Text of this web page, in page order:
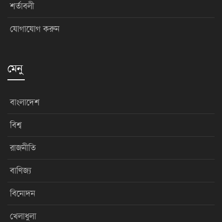
শর্তাবলী
যোগাযোগ করুন
মেনু
বাংলাদেশ
বিশ্ব
রাজনীতি
বাণিজ্য
বিনোদন
খেলাধুলা